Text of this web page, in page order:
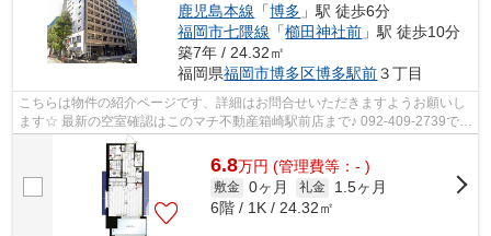
鹿児島本線 「博多 」駅 徒歩6分
福岡市七隈線 「櫛田神社前 」駅 徒歩10分
築7年 / 24.32㎡
福岡県福岡市博多区博多駅前３丁目
こちらは物件の紹介ページです、詳細はお問合せいただきますようお願いし
ます☆ 最新の空室確認はこのマチ不動産箱崎駅前店まで♪ 092-409-2739で
す！迅速に対応致します！！！！！♪
6.8万円 (管理費等：- )
敷金 0ヶ月 礼金
1.5ヶ月
6階 / 1K / 24.32㎡